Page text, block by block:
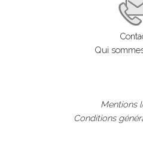
Qui
Mentions
Conditions